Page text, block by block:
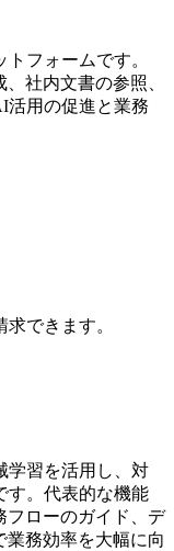
フォームです。
社内文書の参照、
用の促進と業務
できます。
習を活用し、対
。代表的な機能
ローのガイド、デ
務効率を大幅に向